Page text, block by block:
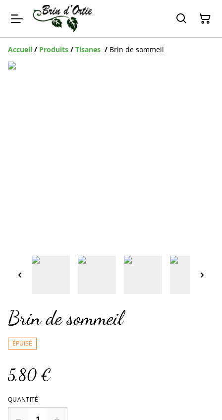
Accueil / Produits / Tisanes / Brin de sommeil
Brin de sommeil
ÉPUISÉ
5,80 €
QUANTITÉ